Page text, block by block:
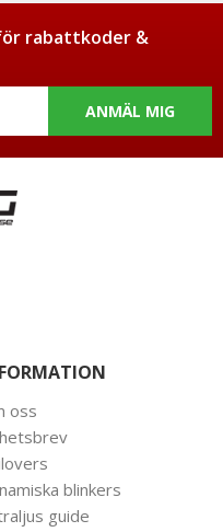
rabattkoder &
ANMÄL MIG
oss
blinkers
guide